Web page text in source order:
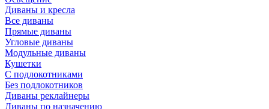
Диваны и кресла
Все диваны
Прямые диваны
Угловые диваны
Модульные диваны
Кушетки
С подлокотниками
Без подлокотников
Диваны реклайнеры
Диваны по назначению